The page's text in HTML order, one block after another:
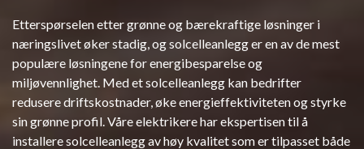
Etterspørselen etter grønne og bærekraftige løsninger i
næringslivet øker stadig, og solcelleanlegg er en av de mest
populære løsningene for energibesparelse og
miljøvennlighet. Med et solcelleanlegg kan bedrifter
redusere driftskostnader, øke energieffektiviteten og styrke
sin grønne profil. Våre elektrikere har ekspertisen til å
installere solcelleanlegg av høy kvalitet som er tilpasset både